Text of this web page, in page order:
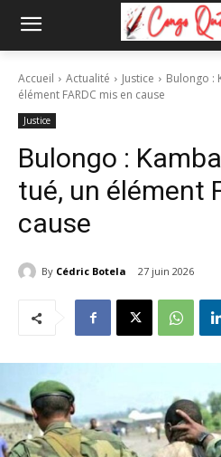
Accueil Actualité Justice
Bulongo :
élément FARDC mis en cause
Justice
Bulongo :
tué, un élément
cause
By Cédric Botela 27 juin 2026